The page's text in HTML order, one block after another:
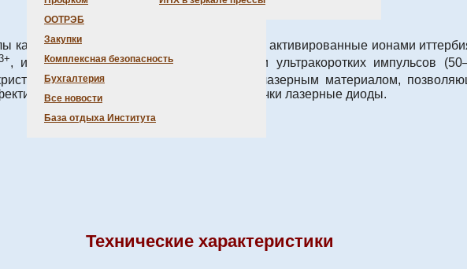
ООТРЭБ
Закупки
Комплексная безопасность
Бухгалтерия
Все новости
База отдыха Института
Характеристика
калий-иттриевого вольфрамата (KYW:Yb), активированные ионами
, используются в лазерах для генерации ультракоротких импульсов
KYW:Yb являются уникальным лазерным материалом,
(КПД > 50%) использовать для накачки лазерные диоды.
Технические характеристики